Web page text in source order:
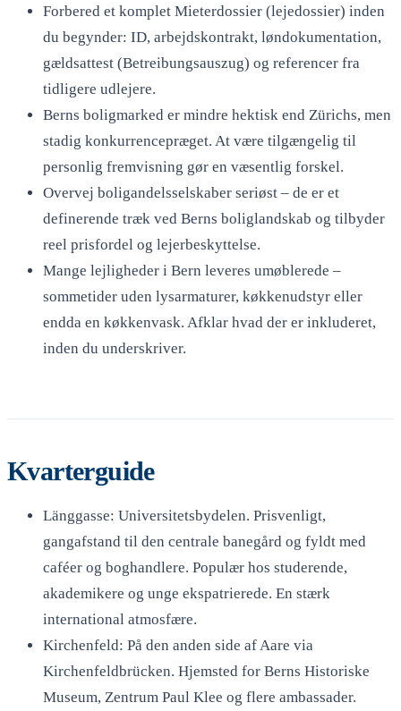
Forbered et komplet Mieterdossier (lejedossier) inden
du begynder: ID, arbejdskontrakt, løndokumentation,
gældsattest (Betreibungsauszug) og referencer fra
tidligere udlejere.
Berns boligmarked er mindre hektisk end Zürichs, men
stadig konkurrencepræget. At være tilgængelig til
personlig fremvisning gør en væsentlig forskel.
Overvej boligandelsselskaber seriøst – de er et
definerende træk ved Berns boliglandskab og tilbyder
reel prisfordel og lejerbeskyttelse.
Mange lejligheder i Bern leveres umøblerede –
sommetider uden lysarmaturer, køkkenudstyr eller
endda en køkkenvask. Afklar hvad der er inkluderet,
inden du underskriver.
Kvarterguide
Länggasse: Universitetsbydelen. Prisvenligt,
gangafstand til den centrale banegård og fyldt med
caféer og boghandlere. Populær hos studerende,
akademikere og unge ekspatrierede. En stærk
international atmosfære.
Kirchenfeld: På den anden side af Aare via
Kirchenfeldbrücken. Hjemsted for Berns Historiske
Museum, Zentrum Paul Klee og flere ambassader.